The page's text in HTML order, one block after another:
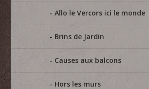
Allo le Vercors ici le monde
Brins de Jardin
Causes aux balcons
Hors les murs